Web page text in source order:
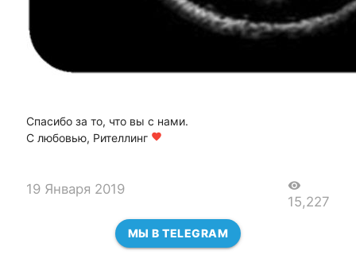
Спасибо за то, что вы с нами.
С любовью, Рителлинг favorite
19 Января 2019 visibility
15,227
МЫ В TELEGRAM